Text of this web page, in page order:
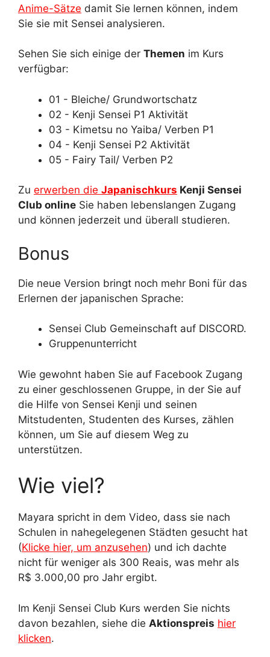
Anime-Sätze damit Sie lernen können, indem
Sie sie mit Sensei analysieren.
Sehen Sie sich einige der Themen im Kurs
verfügbar:
01 - Bleiche/ Grundwortschatz
02 - Kenji Sensei P1 Aktivität
03 - Kimetsu no Yaiba/ Verben P1
04 - Kenji Sensei P2 Aktivität
05 - Fairy Tail/ Verben P2
Zu erwerben die Japanischkurs Kenji Sensei
Club online Sie haben lebenslangen Zugang
und können jederzeit und überall studieren.
Bonus
Die neue Version bringt noch mehr Boni für das
Erlernen der japanischen Sprache:
Sensei Club Gemeinschaft auf DISCORD.
Gruppenunterricht
Wie gewohnt haben Sie auf Facebook Zugang
zu einer geschlossenen Gruppe, in der Sie auf
die Hilfe von Sensei Kenji und seinen
Mitstudenten, Studenten des Kurses, zählen
können, um Sie auf diesem Weg zu
unterstützen.
Wie viel?
Mayara spricht in dem Video, dass sie nach
Schulen in nahegelegenen Städten gesucht hat
(Klicke hier, um anzusehen) und ich dachte
nicht für weniger als 300 Reais, was mehr als
R$ 3.000,00 pro Jahr ergibt.
Im Kenji Sensei Club Kurs werden Sie nichts
davon bezahlen, siehe die Aktionspreis hier
klicken.